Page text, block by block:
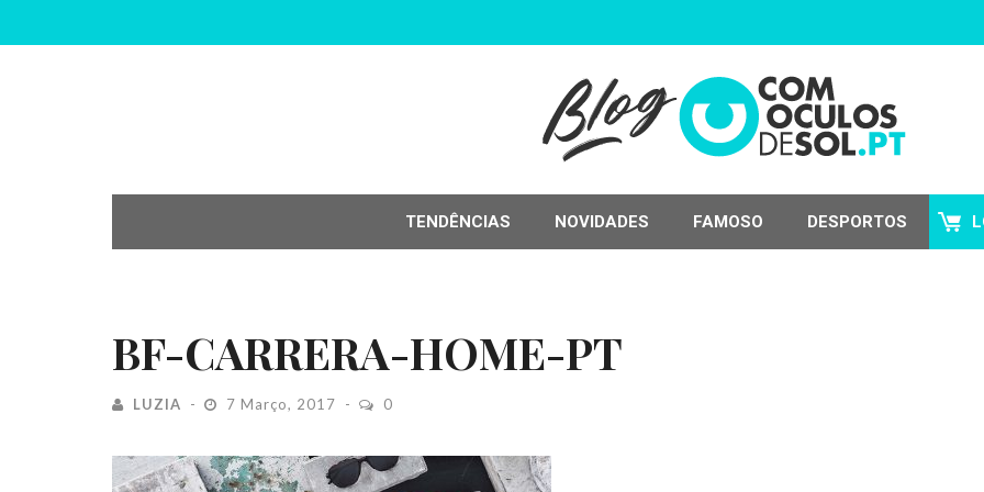
TENDÊNCIAS NOVIDADES FAMOSO DESPORTOS
BF-CARRERA-HOME-PT
LUZIA 7 Março, 2017 0